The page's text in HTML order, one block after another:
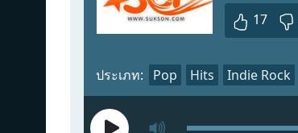
17
ประเภท: Pop Hits Indie Rock